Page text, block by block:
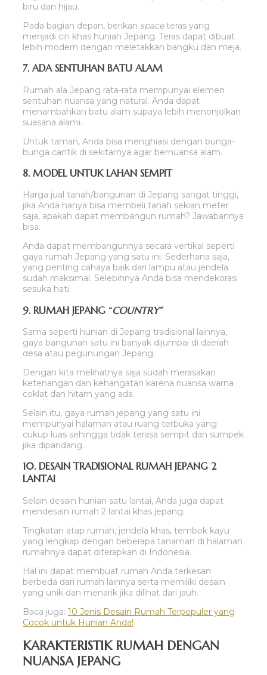
biru dan hijau.
Pada bagian depan, berikan spaceteras yang
menjadi ciri khas hunian Jepang. Teras dapat dibuat
lebih modern dengan meletakkan bangku dan meja.
7. ADA SENTUHAN BATU ALAM
Rumah ala Jepang rata-rata mempunyai elemen
sentuhan nuansa yang natural. Anda dapat
menambahkan batu alam supaya lebih menonjolkan
suasana alami.
Untuk taman, Anda bisa menghiasi dengan bunga-
bunga cantik di sekitarnya agar bernuansa alam.
8. MODEL UNTUK LAHAN SEMPIT
Harga jual tanah/bangunan di Jepang sangat tinggi,
jika Anda hanya bisa membeli tanah sekian meter
saja, apakah dapat membangun rumah? Jawabannya
bisa.
Anda dapat membangunnya secara vertikal seperti
gaya rumah Jepang yang satu ini. Sederhana saja,
yang penting cahaya baik dari lampu atau jendela
sudah maksimal. Selebihnya Anda bisa mendekorasi
sesuka hati.
9. RUMAH JEPANG “COUNTRY”
Sama seperti hunian di Jepang tradisional lainnya,
gaya bangunan satu ini banyak dijumpai di daerah
desa atau pegunungan Jepang.
Dengan kita melihatnya saja sudah merasakan
ketenangan dan kehangatan karena nuansa warna
coklat dan hitam yang ada.
Selain itu, gaya rumah jepang yang satu ini
mempunyai halaman atau ruang terbuka yang
cukup luas sehingga tidak terasa sempit dan sumpek
jika dipandang.
10. DESAIN TRADISIONAL RUMAH JEPANG 2
LANTAI
Selain desain hunian satu lantai, Anda juga dapat
mendesain rumah 2 lantai khas jepang.
Tingkatan atap rumah, jendela khas, tembok kayu
yang lengkap dengan beberapa tanaman di halaman
rumahnya dapat diterapkan di Indonesia.
Hal ini dapat membuat rumah Anda terkesan
berbeda dari rumah lainnya serta memiliki desain
yang unik dan menarik jika dilihat dari jauh.
Baca juga: 10 Jenis Desain Rumah Terpopuler yang
Cocok untuk Hunian Anda!
KARAKTERISTIK RUMAH DENGAN
NUANSA JEPANG